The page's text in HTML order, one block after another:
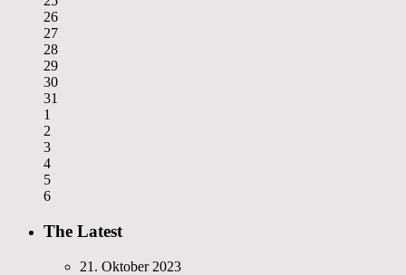
26
27
28
29
30
31
1
2
3
4
5
6
The Latest
21. Oktober 2023